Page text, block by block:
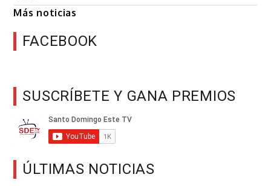
Más noticias
FACEBOOK
SUSCRÍBETE Y GANA PREMIOS
ÚLTIMAS NOTICIAS